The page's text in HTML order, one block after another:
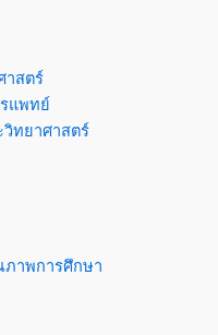
าสตร์
แพทย์
ทยาศาสตร์
าพการศึกษา